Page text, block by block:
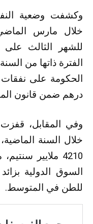
وكشفت وضعية
خلال مارس
الفترة ذاتها من
درهم ضمن قانون المالية
4210 ملايير
للطن في المتوسط.